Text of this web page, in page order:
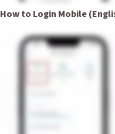
How to Login Mobile